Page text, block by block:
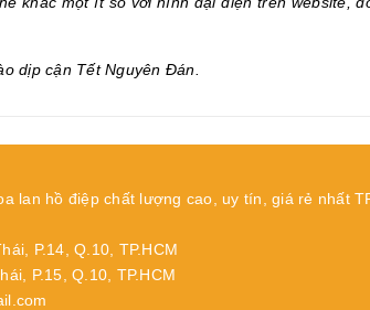
dịp cận Tết Nguyên Đán.
lan hồ điệp chất lượng cao, uy tín, giá rẻ nhất
P.14, Q.10, TP.HCM
P.15, Q.10, TP.HCM